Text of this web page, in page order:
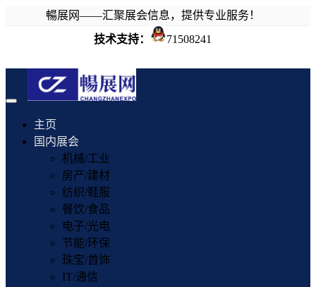
暢展网——汇聚展会信息，提供专业服务！
技术支持：
71508241
Toggle
navigation
主页
国内展会
机械/工业
房产/建材
纺织/鞋服
餐饮/食品
电子/光电
节能/环保
珠宝/首饰
IT/通信